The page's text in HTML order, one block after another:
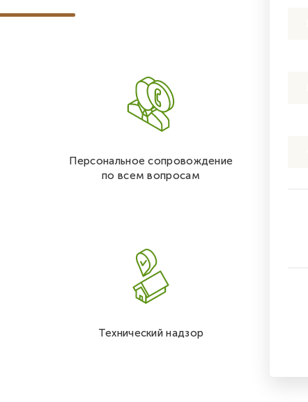
Персональное сопровождение
по всем вопросам
Технический надзор